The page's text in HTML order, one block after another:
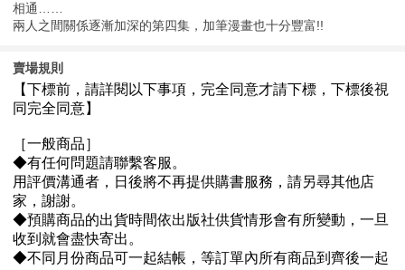
相通……
兩人之間關係逐漸加深的第四集，加筆漫畫也十分豐富!!
賣場規則